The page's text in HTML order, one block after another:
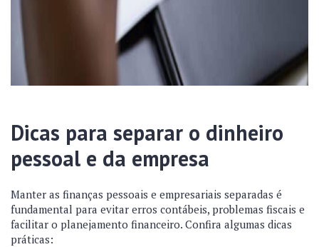
Dicas para separar o dinheiro
pessoal e da empresa
Manter as finanças pessoais e empresariais separadas é
fundamental para evitar erros contábeis, problemas fiscais e
facilitar o planejamento financeiro. Confira algumas dicas
práticas: